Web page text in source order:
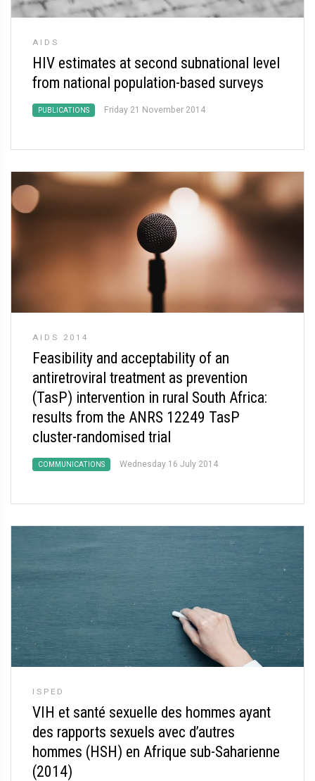
AIDS
HIV estimates at second subnational level
from national population-based surveys
PUBLICATIONS Friday 21 November 2014
AIDS 2014
Feasibility and acceptability of an
antiretroviral treatment as prevention
(TasP) intervention in rural South Africa:
results from the ANRS 12249 TasP
cluster-randomised trial
COMMUNICATIONS Wednesday 16 July 2014
ISPED
VIH et santé sexuelle des hommes ayant
des rapports sexuels avec d’autres
hommes (HSH) en Afrique sub-Saharienne
(2014)